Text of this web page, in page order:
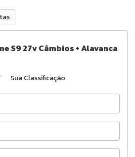
S9 27v Câmbios + Alavanca
Sua Classificação